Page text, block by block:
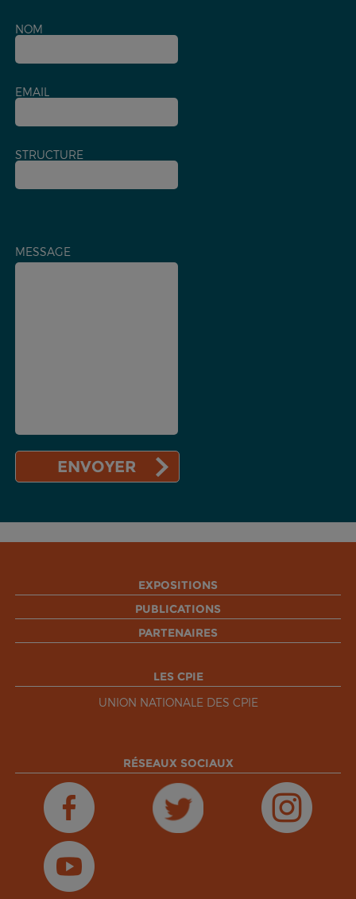
NOM
EMAIL
STRUCTURE
MESSAGE
EXPOSITIONS
PUBLICATIONS
PARTENAIRES
LES CPIE
UNION NATIONALE DES CPIE
RÉSEAUX SOCIAUX